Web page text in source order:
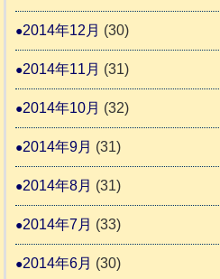
2014年12月 (30)
2014年11月 (31)
2014年10月 (32)
2014年9月 (31)
2014年8月 (31)
2014年7月 (33)
2014年6月 (30)